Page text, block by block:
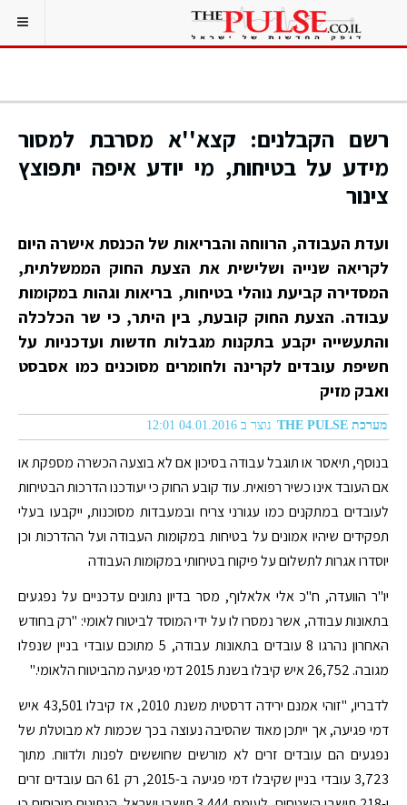
רשם הקבלנים: קצא''א מסרבת למסור
מידע על בטיחות, מי יודע איפה יתפוצץ
צינור
ועדת העבודה, הרווחה והבריאות של הכנסת אישרה היום
לקריאה שנייה ושלישית את הצעת החוק הממשלתית,
המסדירה קביעת נוהלי בטיחות, בריאות וגהות במקומות
עבודה. הצעת החוק קובעת, בין היתר, כי שר הכלכלה
והתעשייה יקבע בתקנות מגבלות חדשות ועדכניות על
חשיפת עובדים לקרינה ולחומרים מסוכנים כמו אסבסט
ואבק מזיק
מערכת THE PULSE נוצר ב 04.01.2016 12:01
בנוסף, תיאסר או תוגבל עבודה בסיכון אם לא בוצעה הכשרה מספקת או
אם העובד אינו כשיר רפואית. עוד קובע החוק כי יעודכנו הדרכות הבטיחות
לעובדים במתקנים כמו עגורני צריח ובמעבדות מסוכנות, ייקבעו בעלי
תפקידים שיהיו אמונים על בטיחות במקומות העבודה ועל ההדרכות וכן
יוסדרו אגרות לתשלום על פיקוח בטיחותי במקומות העבודה
יו"ר הוועדה, ח"כ אלי אלאלוף, מסר בדיון נתונים עדכניים על נפגעים
בתאונות עבודה, אשר נמסרו לו על ידי המוסד לביטוח לאומי: "רק בחודש
האחרון נהרגו 8 עובדים בתאונות עבודה, 5 מתוכם עובדי בניין שנפלו
מגובה. 26,752 איש קיבלו בשנת 2015 דמי פגיעה מהביטוח הלאומי."
לדבריו, "זוהי אמנם ירידה דרסטית משנת 2010, אז קיבלו 43,501 איש
דמי פגיעה, אך ייתכן מאוד שהסיבה נעוצה בכך שכמות לא מבוטלת של
נפגעים הם עובדים זרים לא מורשים שחוששים לפנות ולדווח. מתוך
3,723 עובדי בניין שקיבלו דמי פגיעה ב-2015, רק 61 הם עובדים זרים